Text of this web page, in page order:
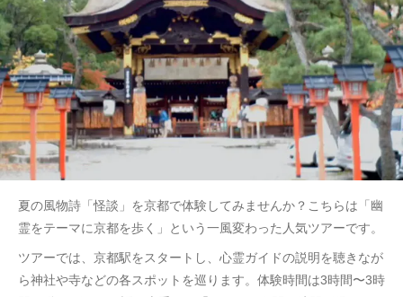
夏の風物詩「怪談」を京都で体験してみませんか？こちらは「幽
霊をテーマに京都を歩く」という一風変わった人気ツアーです。
ツアーでは、京都駅をスタートし、心霊ガイドの説明を聴きなが
ら神社や寺などの各スポットを巡ります。体験時間は3時間〜3時